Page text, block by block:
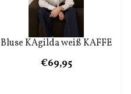
Bluse KAgilda weiß KAFFE
€69,95